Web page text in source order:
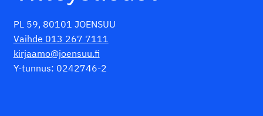
PL 59, 80101 JOENSUU
Vaihde 013 267 7111
kirjaamo@joensuu.fi
Y-tunnus: 0242746-2